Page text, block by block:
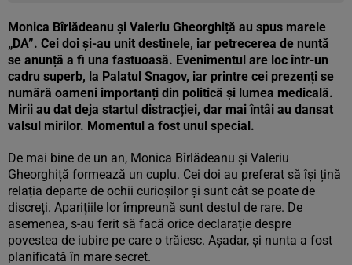
Monica Bîrlădeanu și Valeriu Gheorghiță au spus marele
„DA”. Cei doi și-au unit destinele, iar petrecerea de nuntă
se anunță a fi una fastuoasă. Evenimentul are loc într-un
cadru superb, la Palatul Snagov, iar printre cei prezenți se
numără oameni importanți din politică și lumea medicală.
Mirii au dat deja startul distracției, dar mai întâi au dansat
valsul mirilor. Momentul a fost unul special.
De mai bine de un an, Monica Bîrlădeanu și Valeriu
Gheorghiță formează un cuplu. Cei doi au preferat să își țină
relația departe de ochii curioșilor și sunt cât se poate de
discreți. Aparițiile lor împreună sunt destul de rare. De
asemenea, s-au ferit să facă orice declarație despre
povestea de iubire pe care o trăiesc. Așadar, și nunta a fost
planificată în mare secret.